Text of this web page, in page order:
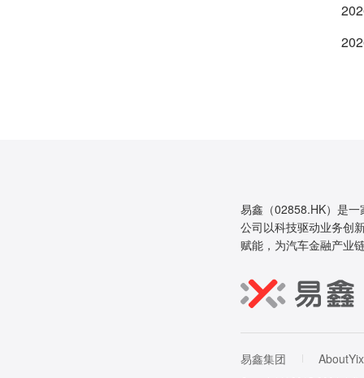
易鑫（02858.HK）是
公司以科技驱动业务创
赋能，为汽车金融产业
易鑫集团